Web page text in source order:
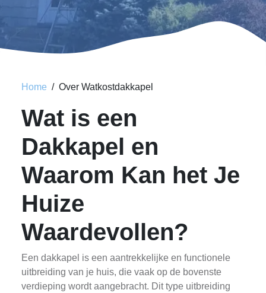
Home Over Watkostdakkapel
Wat is een
Dakkapel en
Waarom Kan het Je
Huize
Waardevollen?
Een dakkapel is een aantrekkelijke en functionele
uitbreiding van je huis, die vaak op de bovenste
verdieping wordt aangebracht. Dit type uitbreiding